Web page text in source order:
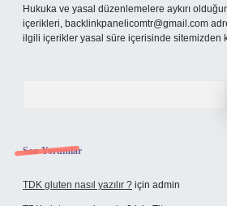
Hukuka ve yasal düzenlemelere aykırı
içerikleri, backlinkpanelicomtr@gmail.com
ilgili içerikler yasal süre içerisinde sitemizden
Son Yorumlar
TDK gluten nasıl yazılır ? için admin